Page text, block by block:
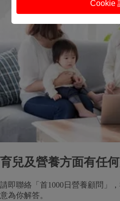
Cookie
育兒及營養方面有任
請即聯絡「首1000日營養顧問」
意為你解答。